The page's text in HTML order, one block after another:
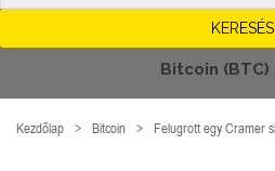
Bitcoin (BTC)20
Kezdőlap Bitcoin Felugrott egy Cramer